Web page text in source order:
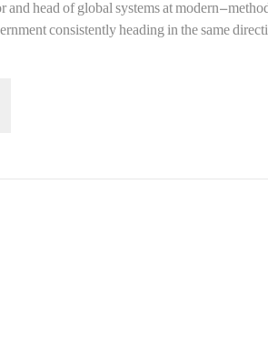
and head of global systems at modern-
consistently heading in the same